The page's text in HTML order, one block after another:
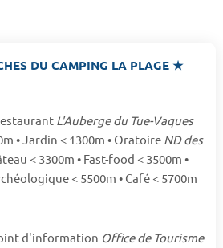
DU CAMPING LA PLAGE ★
L'Auberge du Tue-Vaques
• Jardin < 1300m • Oratoire ND des
< 3300m • Fast-food < 3500m •
< 5500m • Café < 5700m
d'information Office de Tourisme